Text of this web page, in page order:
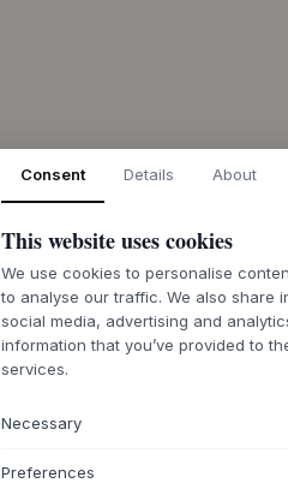
Consent Details About
This website uses cookies
We use cookies to personalise
to analyse our traffic. We also share
social media, advertising and
information that you’ve provided to
services.
Necessary
Preferences